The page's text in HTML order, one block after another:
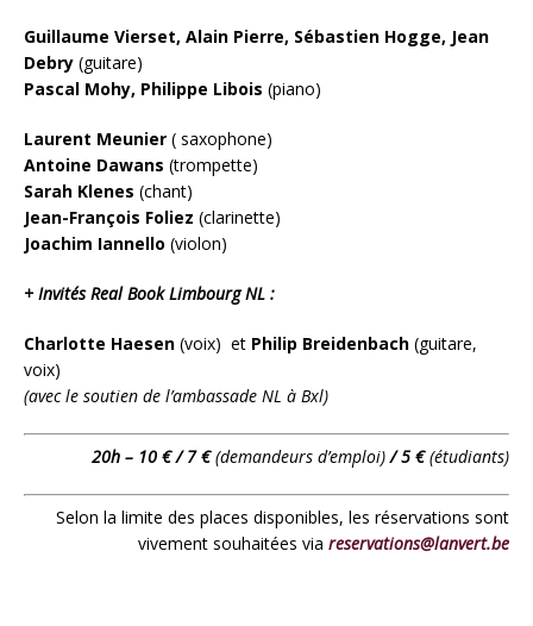
Guillaume Vierset, Alain Pierre, Sébastien Hogge, Jean
Debry (guitare)
Pascal Mohy, Philippe Libois (piano)
Laurent Meunier ( saxophone)
Antoine Dawans (trompette)
Sarah Klenes (chant)
Jean-François Foliez (clarinette)
Joachim Iannello (violon)
+ Invités Real Book Limbourg NL :
Charlotte Haesen (voix) et Philip Breidenbach (guitare,
voix)
(avec le soutien de l’ambassade NL à Bxl)
20h – 10 € / 7 €(demandeurs d’emploi)/ 5 €(étudiants)
Selon la limite des places disponibles, les réservations sont
vivement souhaitées via reservations@lanvert.be